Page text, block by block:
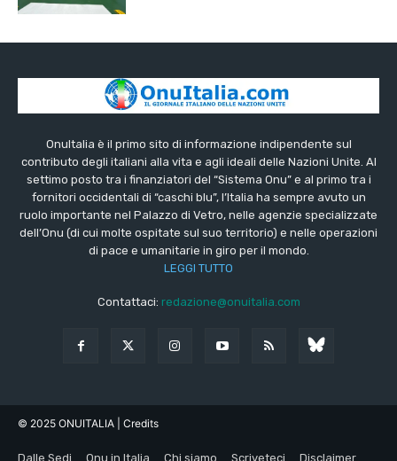
OnuItalia è il primo sito di informazione indipendente sul
contributo degli italiani alla vita e agli ideali delle Nazioni Unite. Al
settimo posto tra i finanziatori del “Sistema Onu” e al primo tra i
fornitori occidentali di “caschi blu”, l’Italia ha sempre avuto un
ruolo importante nel Palazzo di Vetro, nelle agenzie specializzate
dell’Onu (di cui molte ospitate sul suo territorio) e nelle operazioni
di pace e umanitarie in giro per il mondo.
LEGGI TUTTO
Contattaci: redazione@onuitalia.com
© 2025 ONUITALIA | Credits
Dalle Sedi Onu in Italia Chi siamo Scriveteci Disclaimer